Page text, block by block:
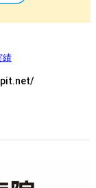
績
pit.net/